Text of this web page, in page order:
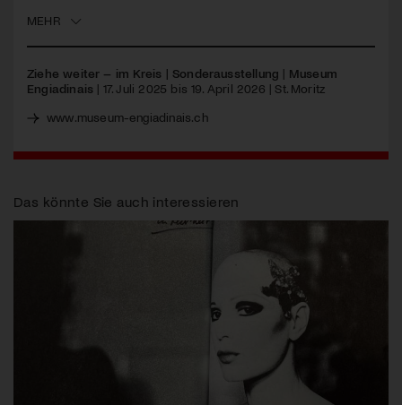
MEHR
Ziehe weiter – im Kreis | Sonderausstellung | Museum
Engiadinais | 17. Juli 2025 bis 19. April 2026 | St. Moritz
www.museum-engiadinais.ch
Das könnte Sie auch interessieren